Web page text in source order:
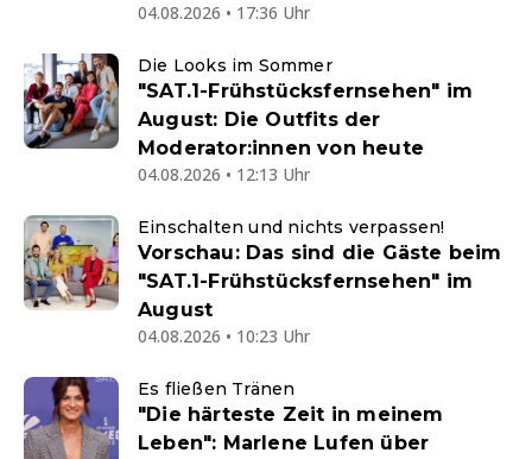
04.08.2026 • 17:36 Uhr
Die Looks im Sommer
"SAT.1-Frühstücksfernsehen" im
August: Die Outfits der
Moderator:innen von heute
04.08.2026 • 12:13 Uhr
Einschalten und nichts verpassen!
Vorschau: Das sind die Gäste beim
"SAT.1-Frühstücksfernsehen" im
August
04.08.2026 • 10:23 Uhr
Es fließen Tränen
"Die härteste Zeit in meinem
Leben": Marlene Lufen über